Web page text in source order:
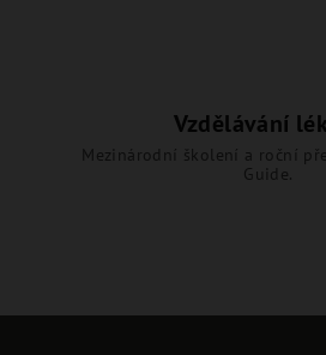
Vzdělávání
Mezinárodní školení a roční
Guide.